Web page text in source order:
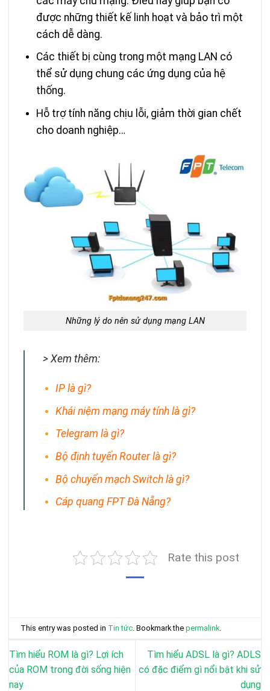
được những thiết kế linh hoạt và bảo trì một
cách dễ dàng.
Các thiết bị cùng trong một mạng LAN có
thể sử dụng chung các ứng dụng của hệ
thống.
Hỗ trợ tính năng chịu lỗi, giảm thời gian chết
cho doanh nghiệp…
Những lý do nên sử dụng mạng LAN
> Xem thêm:
IP là gì?
Khái niệm mạng máy tính là gì?
Telegram là gì?
Bộ định tuyến Router là gì?
Bộ chuyển mạch Switch là gì?
Cáp quang FPT Đà Nẵng?
Rate this post
This entry was posted in Tin tức . Bookmark thepermalink
Tìm hiểu ROM là gì? Lợi ích
của ROM trong đời sống hiện
nay
Tìm hiểu ADSL là gì? ADLS
có đặc điểm gì nổi bật khi sử
dụng